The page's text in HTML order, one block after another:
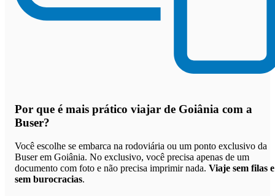
Por que é mais prático viajar de Goiânia com a
Buser?
Você escolhe se embarca na rodoviária ou um ponto exclusivo da
Buser em Goiânia. No exclusivo, você precisa apenas de um
documento com foto e não precisa imprimir nada. Viaje sem filas e
sem burocracias.